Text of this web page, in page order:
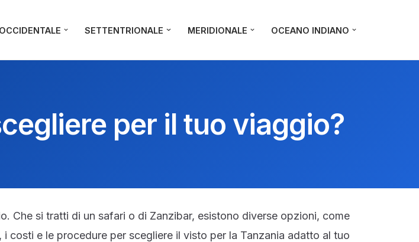
OCCIDENTALE SETTENTRIONALE MERIDIONALE OCEANO INDIANO
per il tuo viaggio?
Che si tratti di un safari o di Zanzibar, esistono diverse opzioni, come
costi e le procedure per scegliere il visto per la Tanzania adatto al tuo